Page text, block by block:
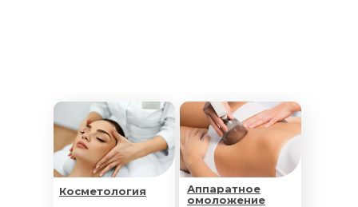
Косметология
Аппаратное
омоложение